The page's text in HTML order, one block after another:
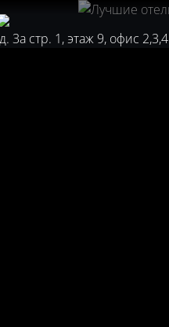
3а стр. 1, этаж 9, офис 2,3,4